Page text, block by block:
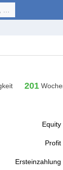
201
Equity
Profit
Ersteinzahlung